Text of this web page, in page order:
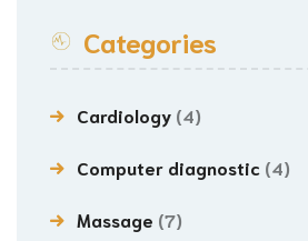
Categories
Cardiology (4)
Computer diagnostic (4)
Massage (7)